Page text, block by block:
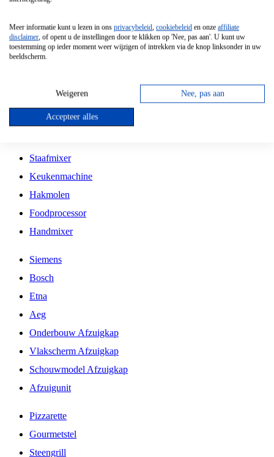
Vrijstaande Magnetron
Vrijstaande Kookplaat
Inbouw Gaskookplaat
Inbouw Keramische Kookplaat
Kookplaat Accessoires
Staafmixer
Keukenmachine
Hakmolen
Foodprocessor
Handmixer
Siemens
Bosch
Etna
Aeg
Onderbouw Afzuigkap
Vlakscherm Afzuigkap
Schouwmodel Afzuigkap
Afzuigunit
Pizzarette
Gourmetstel
Steengrill
Meer informatie kunt u lezen in ons privacybeleid, cookiebeleid en onze affiliate
disclaimer, of opent u de instellingen door te klikken op 'Nee, pas aan'. U kunt uw
toestemming op ieder moment weer wijzigen of intrekken via de knop linksonder in uw
beeldscherm.
Weigeren Nee, pas aan
Accepteer alles